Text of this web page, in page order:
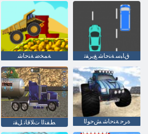
ﺔﻤﺨﺿ ﺔﻨﺣﺎﺷ ﻕﺎﺒﺳ ﺔﻨﺣﺎﺷ ﻎﻳﺮﻔﺗ
ﻂﻔﻨﻟﺍ ﺕﻼ ﻗﺎﻧ ﻞﻘﻧ ﺓﺮﺣ ﺔﻨﺣﺎﺷ ﺶﺣﻮﻟﺍ